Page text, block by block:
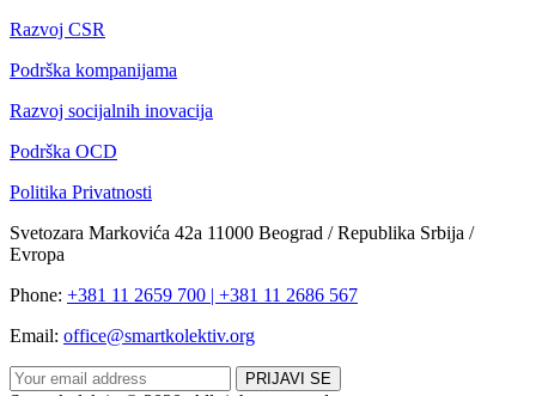
Razvoj CSR
Podrška kompanijama
Razvoj socijalnih inovacija
Podrška OCD
Politika Privatnosti
Svetozara Markovića 42a 11000 Beograd / Republika Srbija /
Evropa
Phone: +381 11 2659 700 | +381 11 2686 567
Email: office@smartkolektiv.org